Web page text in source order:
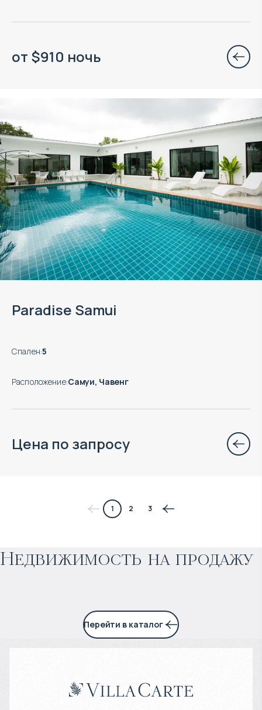
Paradise Samui
Спален:5
Расположение:Самуи, Чавенг
Цена по запросу
от $910 ночь
1 2 3
Недвижимость на продажу
6% годовых
Перейти в каталог